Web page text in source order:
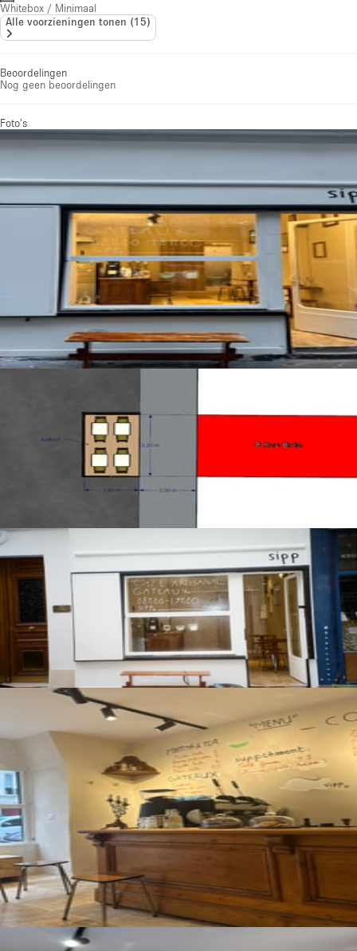
Whitebox / Minimaal
Alle voorzieningen tonen (15)
Beoordelingen
Nog geen beoordelingen
Foto's